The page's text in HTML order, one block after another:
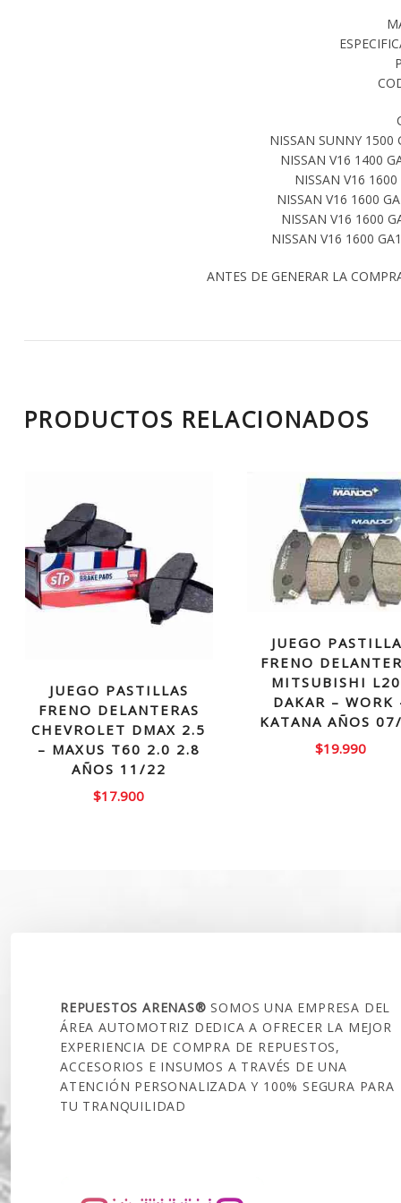
NISSAN SUNNY 1500
NISSAN V16 1400
NISSAN V16
NISSAN V16 1600
NISSAN V16 1600
NISSAN V16 1600
ANTES DE GENERAR LA
PRODUCTOS RELACIONADOS
JUEGO PASTILLAS
FRENO DELANTERAS
CHEVROLET DMAX 2.5
– MAXUS T60 2.0 2.8
AÑOS 11/22
$17.900
JUEGO
FRENO
MITSUBISHI
DAKAR – WORK
KATANA AÑOS
$19.990
REPUESTOS ARENAS®SOMOS UNA EMPRESA DEL
ÁREA AUTOMOTRIZ DEDICA A OFRECER LA MEJOR
EXPERIENCIA DE COMPRA DE REPUESTOS,
ACCESORIOS E INSUMOS A TRAVÉS DE UNA
ATENCIÓN PERSONALIZADA Y 100% SEGURA PARA
TU TRANQUILIDAD